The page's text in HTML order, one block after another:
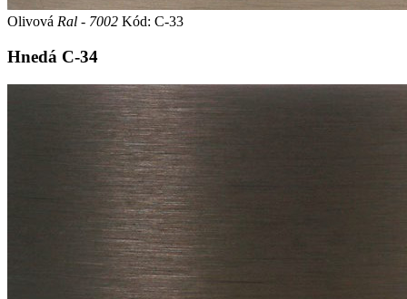
Olivová Ral - 7002 Kód: C-33
Hnedá C-34